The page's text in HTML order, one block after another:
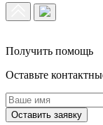
Получить помощь
Оставьте
Оставить заявку